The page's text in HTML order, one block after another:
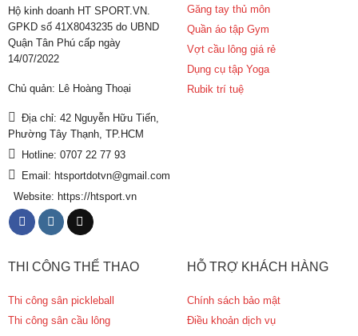
Hộ kinh doanh HT SPORT.VN.
GPKD số 41X8043235 do UBND
Quận Tân Phú cấp ngày
14/07/2022
Chủ quản: Lê Hoàng Thoại
Địa chỉ: 42 Nguyễn Hữu Tiến,
Phường Tây Thạnh, TP.HCM
Hotline: 0707 22 77 93
Email: htsportdotvn@gmail.com
Website: https://htsport.vn
Găng tay thủ môn
Quần áo tập Gym
Vợt cầu lông giá rẻ
Dụng cụ tập Yoga
Rubik trí tuệ
THI CÔNG THỂ THAO
Thi công sân pickleball
Thi công sân cầu lông
HỖ TRỢ KHÁCH HÀNG
Chính sách bảo mật
Điều khoản dịch vụ